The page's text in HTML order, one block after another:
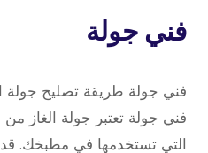
فني جولة
admin
فني جولة طريقة تصليح جولة
فني جولة تعتبر جولة الغاز من
التي تستخدمها في مطبخك.